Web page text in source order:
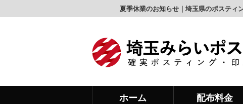
夏季休業のお知らせ｜埼玉県のポスティ
ホーム 配布料金